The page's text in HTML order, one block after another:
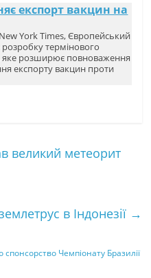
с
т
к
а
експорт вакцин на
York Times, Європейський
термінового
яке розширює повноваження
експорту вакцин проти
великий метеорит
в Індонезії →
Чемпіонату Бразилії